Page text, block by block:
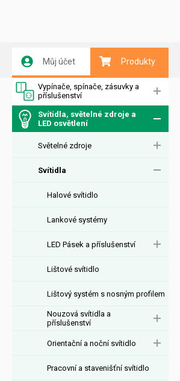
Můj účet Produkty
Vypínače, spínače, zásuvky a
příslušenství
Svítidla, světelné zdroje a
LED osvětlení
Světelné zdroje
Svítidla
Halové svítidlo
Lankové systémy
LED Pásek a příslušenství
Lištové svítidlo
Lištový systém s nosným profilem
Nouzová svítidla a
příslušenství
Orientační a noční svítidlo
Pracovní a stavenišťní svítidlo